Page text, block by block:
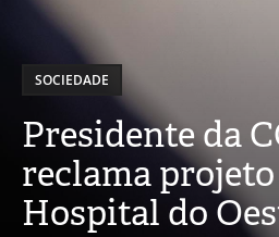
SOCIEDADE
Presidente da
reclama
Hospital do